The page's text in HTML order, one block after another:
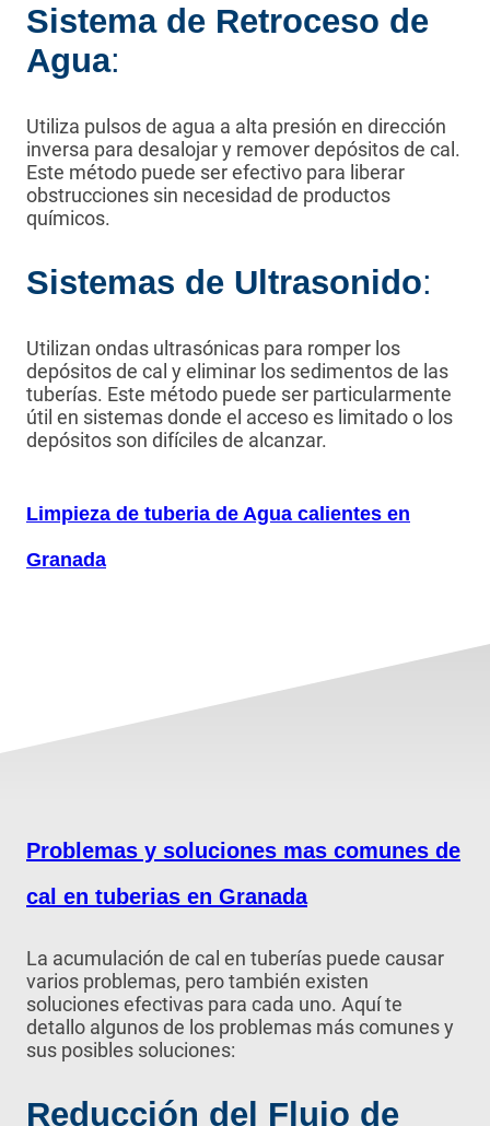
Sistema de Retroceso de
Agua:
Utiliza pulsos de agua a alta presión en dirección
inversa para desalojar y remover depósitos de cal.
Este método puede ser efectivo para liberar
obstrucciones sin necesidad de productos
químicos.
Sistemas de Ultrasonido:
Utilizan ondas ultrasónicas para romper los
depósitos de cal y eliminar los sedimentos de las
tuberías. Este método puede ser particularmente
útil en sistemas donde el acceso es limitado o los
depósitos son difíciles de alcanzar.
Limpieza de tuberia de Agua calientes en
Granada
Problemas y soluciones mas comunes de
cal en tuberias en Granada
La acumulación de cal en tuberías puede causar
varios problemas, pero también existen
soluciones efectivas para cada uno. Aquí te
detallo algunos de los problemas más comunes y
sus posibles soluciones:
Reducción del Flujo de